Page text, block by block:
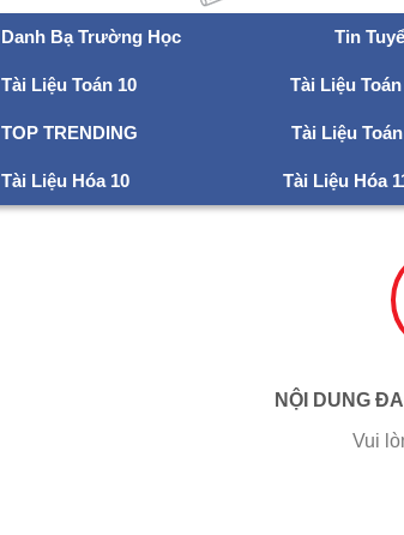
Danh Bạ Trường Học
Tin
Tài Liệu Toán 10 Tài Liệu Toán
TOP TRENDING Tài Liệu
Tài Liệu Hóa 10 Tài Liệu Hóa
NỘI DUNG
Vui